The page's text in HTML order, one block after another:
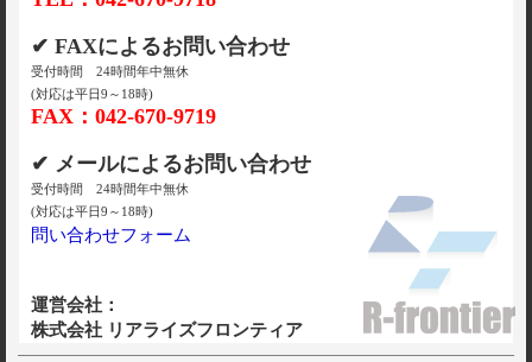
✔ FAXによるお問い合わせ
受付時間 24時間年中無休
(対応は平日9～18時)
FAX：042-670-9719
✔ メールによるお問い合わせ
受付時間 24時間年中無休
(対応は平日9～18時)
問い合わせフォーム
運営会社：
株式会社 リアライズフロンティア